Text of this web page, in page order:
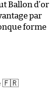
Ballon d’or
par
forme
🇫🇷